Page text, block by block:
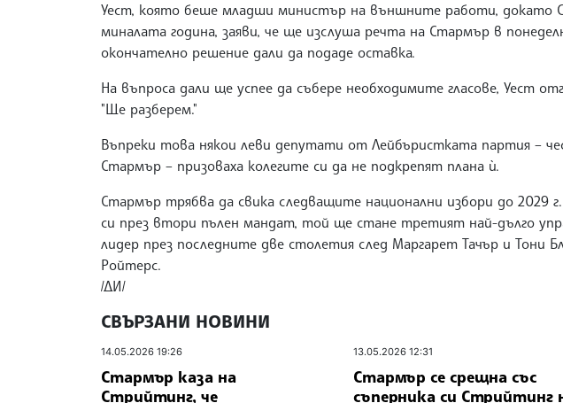
Уест, която беше младши министър на външните работи, докато
миналата година, заяви, че ще изслуша речта на Стармър в
окончателно решение дали да подаде оставка.
На въпроса дали ще успее да събере необходимите гласове, Уест
"Ще разберем."
Въпреки това някои леви депутати от Лейбъристката партия –
Стармър – призоваха колегите си да не подкрепят плана ѝ.
Стармър трябва да свика следващите национални избори до 2029
си през втори пълен мандат, той ще стане третият най-дълго
лидер през последните две столетия след Маргарет Тачър и Тони
Ройтерс.
/ДИ/
СВЪРЗАНИ НОВИНИ
14.05.2026 19:26
Стармър каза на
Стрийтинг, че
13.05.2026 12:31
Стармър се срещна със
съперника си Стрийтинг